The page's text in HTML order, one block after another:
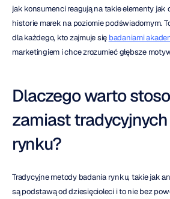
jak konsumenci reagują na takie elementy jak
historie marek na poziomie podświadomym.
dla każdego, kto zajmuje się badaniami
marketingiem i chce zrozumieć głębsze
Dlaczego warto
zamiast
rynku?
Tradycyjne metody badania rynku, takie jak
są podstawą od dziesięcioleci i to nie bez